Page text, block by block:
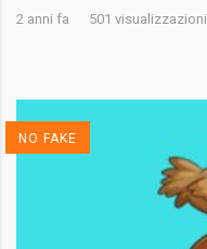
2 anni fa 501 visualizzazioni
NO FAKE